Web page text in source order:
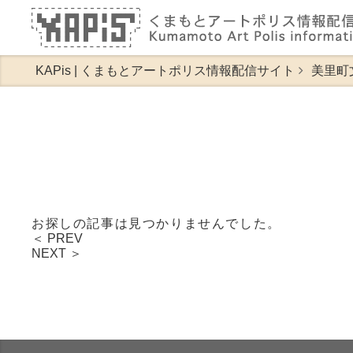
KAPis | くまもとアートポリス情報配信サイト 美里町
お探しの記事は見つかりませんでした。
＜ PREV
NEXT ＞